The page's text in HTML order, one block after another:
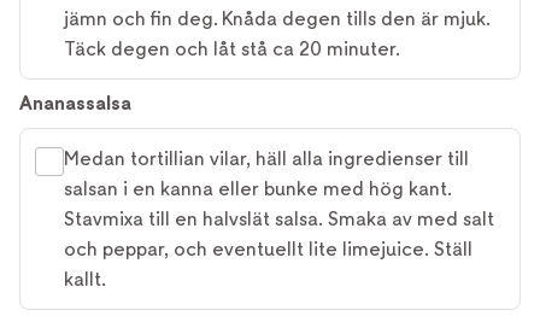
jämn och fin deg. Knåda degen tills den är mjuk.
Täck degen och låt stå ca 20 minuter.
Ananassalsa
Medan tortillian vilar, häll alla ingredienser till
salsan i en kanna eller bunke med hög kant.
Stavmixa till en halvslät salsa. Smaka av med salt
och peppar, och eventuellt lite limejuice. Ställ
kallt.